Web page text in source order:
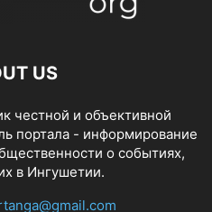
US
честной и объективной
портала - информирование
о событиях,
в Ингушетии.